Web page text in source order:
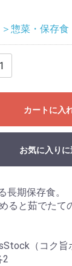
＞惣菜・保存
カートに入
お気に入りに
長期保存食。
ると茹でたて
（コク旨
2